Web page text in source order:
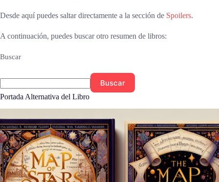
Desde aquí puedes saltar directamente a la sección de Spoilers.
A continuación, puedes buscar otro resumen de libros:
Buscar
Buscar
Portada Alternativa del Libro